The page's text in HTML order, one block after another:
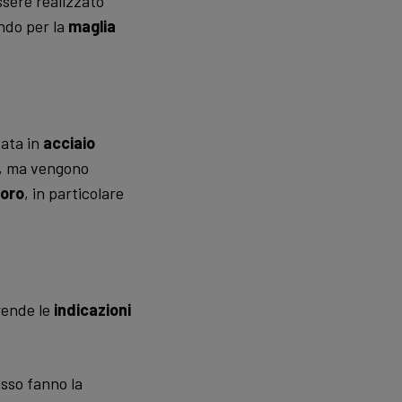
per la maglia
in acciaio
vengono
oro, in particolare
le indicazioni
fanno la